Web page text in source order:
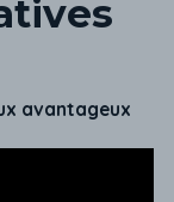
avantageux